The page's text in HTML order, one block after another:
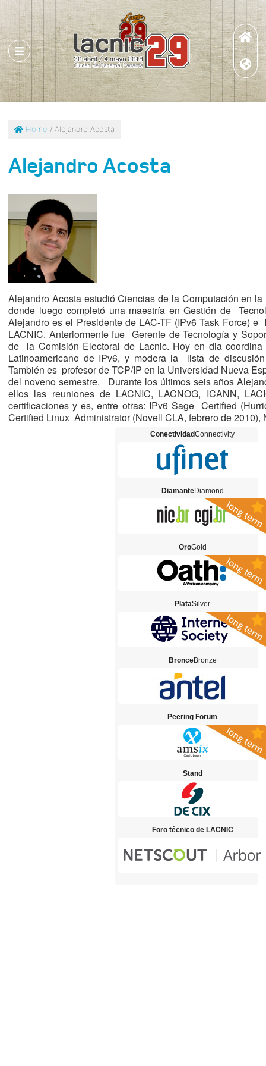
Home / Alejandro Acosta
Alejandro Acosta
Alejandro Acosta estudió Ciencias de la Computación en
donde luego completó una maestría en Gestión de
Alejandro es el Presidente de LAC-TF (IPv6 Task Force)
LACNIC. Anteriormente fue Gerente de Tecnología y
de la Comisión Electoral de Lacnic. Hoy en dia
Latinoamericano de IPv6, y modera la lista de
También es profesor de TCP/IP en la Universidad Nueva
del noveno semestre. Durante los últimos seis años
ellos las reuniones de LACNIC, LACNOG, ICANN,
certificaciones y es, entre otras: IPv6 Sage Certified
Certified Linux Administrator (Novell CLA, febrero de
ConectividadConnectivity
DiamanteDiamond
OroGold
PlataSilver
BronceBronze
Peering Forum
Stand
Foro técnico de LACNIC